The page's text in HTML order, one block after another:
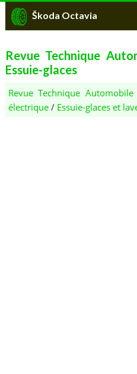
Škoda Octavia
Revue Technique
Essuie-glaces
Revue Technique
électrique/ Essuie-glaces et